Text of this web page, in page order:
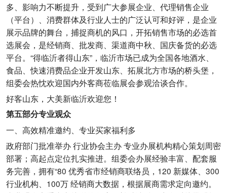
多、影响力不断提升，受到广大参展企业、代理销售企业
（平台）、消费群体及行业人士的广泛认可和好评，是企业
展示品牌的舞台，捕捉商机的风口，开拓销售市场的必选首
选展会，是经销商、批发商、渠道商中秋、国庆备货的必选
平台。“得临沂者得山东”，临沂市场已成为全国各地酒水、
食品、快速消费品企业开发山东、拓展北方市场的桥头堡，
组委会热忱欢迎国内外客商莅临展会参观洽谈合作。
好客山东，大美新临沂欢迎您！
第五部分专业观众
一、高效精准邀约、专业买家福利多
政府部门批准举办 行业协会主办 专业办展机构精心策划周密
部署；高起点定位扎实推进。组委会办展经验丰富、配套服
务完善，拥有“80 优秀省市经销商联络员，120 新媒体、300
行业机构、100万 经销商大数据，根据展商需求定向邀约。